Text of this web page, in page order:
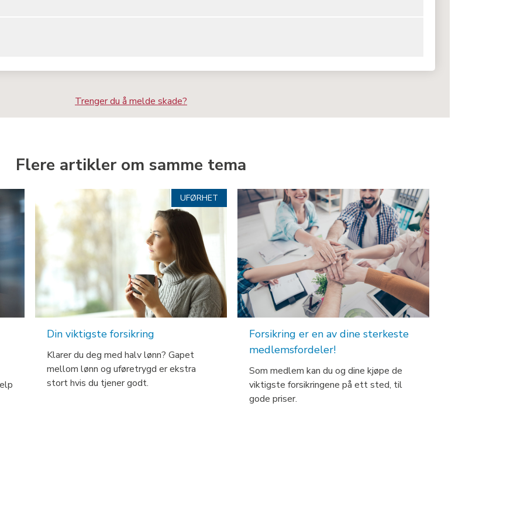
Trenger du å melde skade?
Flere artikler om samme tema
UFØRHET
Din viktigste forsikring
Klarer du deg med halv lønn? Gapet
mellom lønn og uføretrygd er ekstra
stort hvis du tjener godt.
Forsikring er en av dine sterkeste
medlemsfordeler!
Som medlem kan du og dine kjøpe de
viktigste forsikringene på ett sted, til
gode priser.